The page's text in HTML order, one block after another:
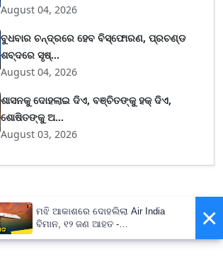
August 04, 2026
ବୁଧବାର ଚନ୍ଦ୍ରରେ ହେବ ବିସ୍ଫୋରଣ, ପ୍ରଚଣ୍ଡ
ଶବ୍ଦରେ ସୃଷ୍...
August 04, 2026
ଶାସନକୁ ଦୋହଲାଇ ଦିଏ, ବଞ୍ଚିତଙ୍କୁ ହକ୍ ଦିଏ,
ଶୋଷିତଙ୍କୁ ଅ...
August 03, 2026
×
ମଝି ଆକାଶରେ ଦୋହଲିଲା Air India
ବିମାନ, ୧୨ ଜଣ ଆହତ -
PrameyaNews7